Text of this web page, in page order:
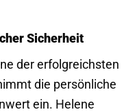
Sicherheit
der erfolgreichsten
die persönliche
ein. Helene